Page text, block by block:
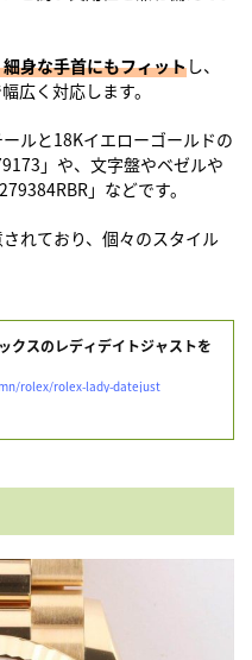
身な手首にもフィットし、
広く対応します。
ルと18Kイエローゴールドの
」や、文字盤やベゼルや
」などです。
れており、個々のスタイル
クスのレディデイトジャストを
rolex/rolex-lady-datejust